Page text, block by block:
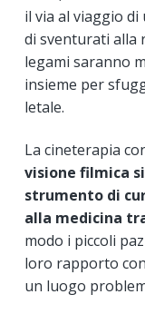
il via al viaggio
di sventurati alla
legami saranno
insieme per
letale.
La cineterapia
visione filmica
strumento di
alla medicina
modo i piccoli
loro rapporto
un luogo